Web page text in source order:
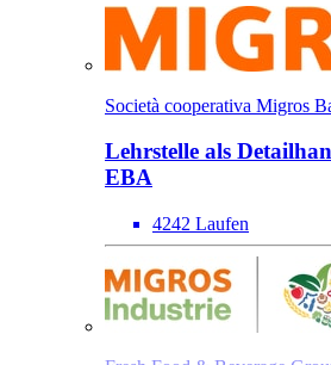
Società cooperativa Migros
Lehrstelle als
EBA
4242 Laufen